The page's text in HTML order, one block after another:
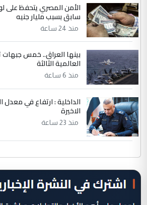
الأمن المصري يتحفظ على
سابق بسبب مليار جنيه
منذ 24 ساعة
بينها العراق.. خمس جبهات
العالمية الثالثة
منذ 6 ساعة
الداخلية : ارتفاع في معدل
الاخيرة
منذ 23 ساعة